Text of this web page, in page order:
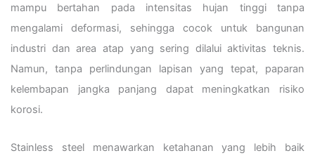
mampu bertahan pada intensitas hujan tinggi tanpa
mengalami deformasi, sehingga cocok untuk bangunan
industri dan area atap yang sering dilalui aktivitas teknis.
Namun, tanpa perlindungan lapisan yang tepat, paparan
kelembapan jangka panjang dapat meningkatkan risiko
korosi.
Stainless steel menawarkan ketahanan yang lebih baik